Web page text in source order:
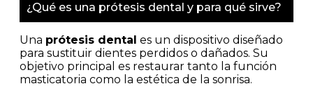
¿Qué es una prótesis dental y para qué sirve?
Una prótesis dental es un dispositivo diseñado
para sustituir dientes perdidos o dañados. Su
objetivo principal es restaurar tanto la función
masticatoria como la estética de la sonrisa.